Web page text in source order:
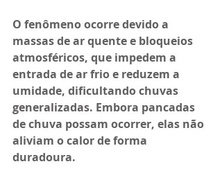
O fenômeno ocorre devido a
massas de ar quente e bloqueios
atmosféricos, que impedem a
entrada de ar frio e reduzem a
umidade, dificultando chuvas
generalizadas. Embora pancadas
de chuva possam ocorrer, elas não
aliviam o calor de forma
duradoura.